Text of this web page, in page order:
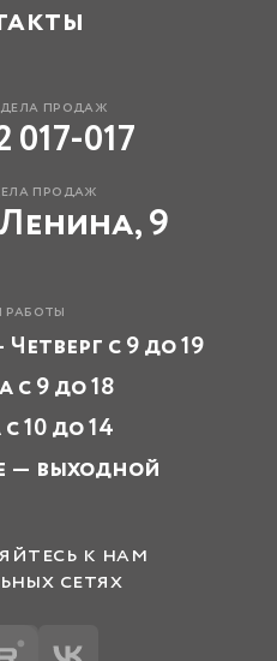
продаж
017-017
продаж
9
работы
с 9 до 19
с 9 до 18
10 до 14
— выходной
к нам
сетях